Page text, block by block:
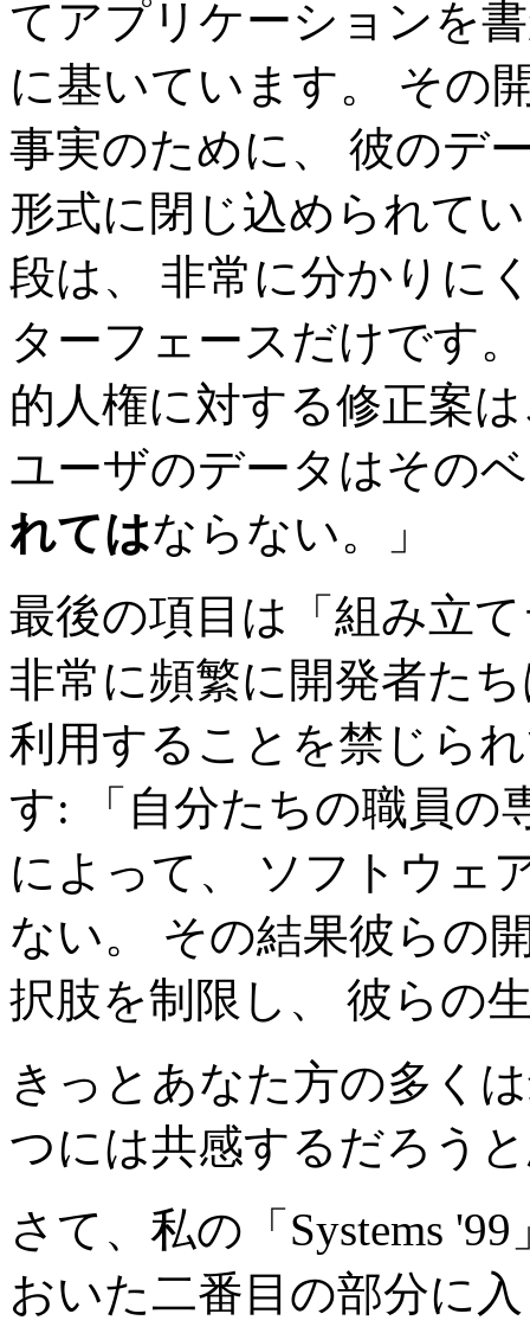
てアプリケーションを
に基いています。 その
事実のために、 彼のデ
形式に閉じ込められて
段は、 非常に分かりに
ターフェースだけです
的人権に対する修正案
ユーザのデータはその
れてはならない。」
最後の項目は「組み立
非常に頻繁に開発者た
利用することを禁じら
す: 「自分たちの職員の
によって、 ソフトウェ
ない。 その結果彼らの
択肢を制限し、 彼らの
きっとあなた方の多く
つには共感するだろう
さて、私の「Systems
おいた二番目の部分に